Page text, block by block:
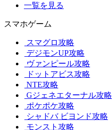
一覧を見る
スマホゲーム
スマグロ攻略
デジモンUP攻略
ヴァンピール攻略
ドットアビス攻略
NTE攻略
Gジェネエターナル攻略
ポケポケ攻略
シャドバ ビヨンド攻略
モンスト攻略